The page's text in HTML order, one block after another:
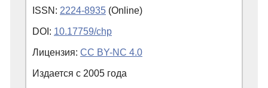
ISSN: 2224-8935 (Online)
DOI: 10.17759/chp
Лицензия: CC BY-NC 4.0
Издается с 2005 года